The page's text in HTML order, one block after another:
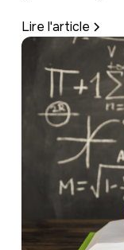
Lire l'article